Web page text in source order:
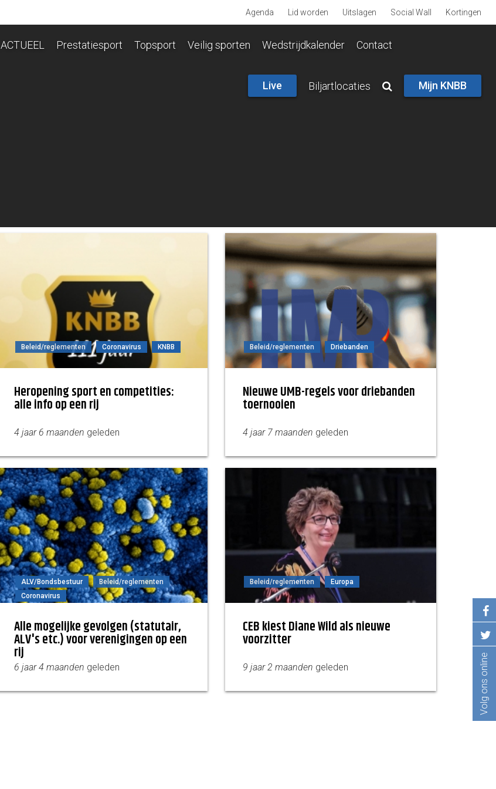
Agenda Lid worden Uitslagen Social Wall Kortingen
ACTUEEL Prestatiesport Topsport Veilig sporten Wedstrijdkalender Contact
Live Biljartlocaties Mijn KNBB
Beleid/reglementen Coronavirus KNBB
Heropening sport en competities:
alle info op een rij
4 jaar 6 maanden geleden
Beleid/reglementen Driebanden
Nieuwe UMB-regels voor driebanden
toernooien
4 jaar 7 maanden geleden
ALV/Bondsbestuur
Beleid/reglementen
Coronavirus
Alle mogelijke gevolgen (statutair,
ALV's etc.) voor verenigingen op een
rij
6 jaar 4 maanden geleden
Beleid/reglementen Europa
CEB kiest Diane Wild als nieuwe
voorzitter
9 jaar 2 maanden geleden Volg ons online